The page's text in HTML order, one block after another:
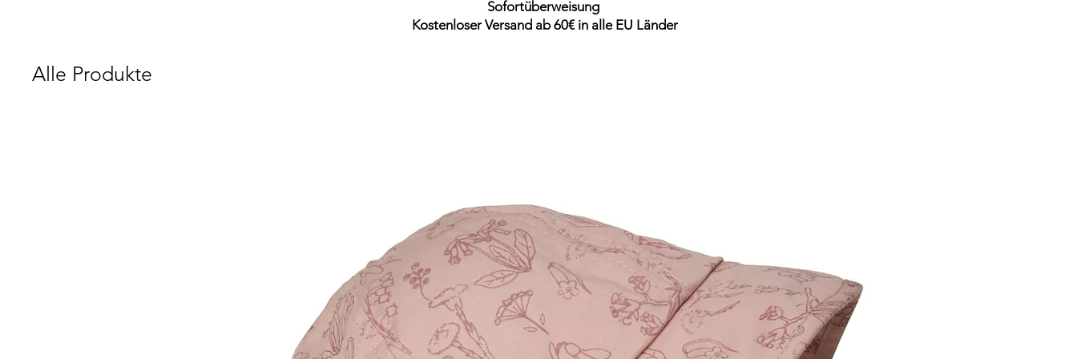
Sofortüberweisung
Kostenloser Versand ab 60€ in alle EU Länder
Alle Produkte